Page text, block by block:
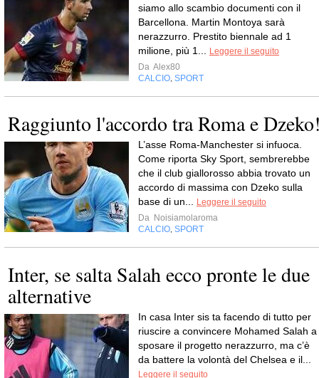
siamo allo scambio documenti con il
Barcellona. Martin Montoya sarà
nerazzurro. Prestito biennale ad 1
milione, più 1...
Leggere il seguito
Da Alex80
CALCIO SPORT
Raggiunto l'accordo tra Roma e
L’asse Roma-Manchester si infuoca.
Come riporta Sky Sport, sembrerebbe
che il club giallorosso abbia trovato un
accordo di massima con Dzeko sulla
base di un...
Leggere il seguito
Da Noisiamolaroma
CALCIO SPORT
Inter, se salta Salah ecco pronte le due
alternative
In casa Inter sis ta facendo di tutto per
riuscire a convincere Mohamed Salah a
sposare il progetto nerazzurro, ma c’è
da battere la volontà del Chelsea e il...
Leggere il seguito